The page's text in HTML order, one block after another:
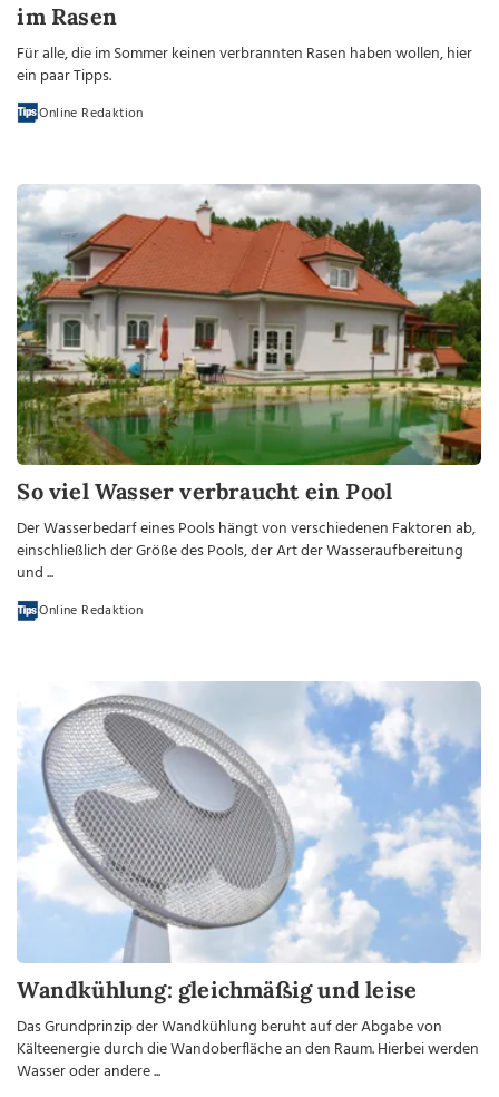
im Rasen
Für alle, die im Sommer keinen verbrannten Rasen haben wollen, hier
ein paar Tipps.
Online Redaktion
So viel Wasser verbraucht ein Pool
Der Wasserbedarf eines Pools hängt von verschiedenen Faktoren ab,
einschließlich der Größe des Pools, der Art der Wasseraufbereitung
und ...
Online Redaktion
Wandkühlung: gleichmäßig und leise
Das Grundprinzip der Wandkühlung beruht auf der Abgabe von
Kälteenergie durch die Wandoberfläche an den Raum. Hierbei werden
Wasser oder andere ...